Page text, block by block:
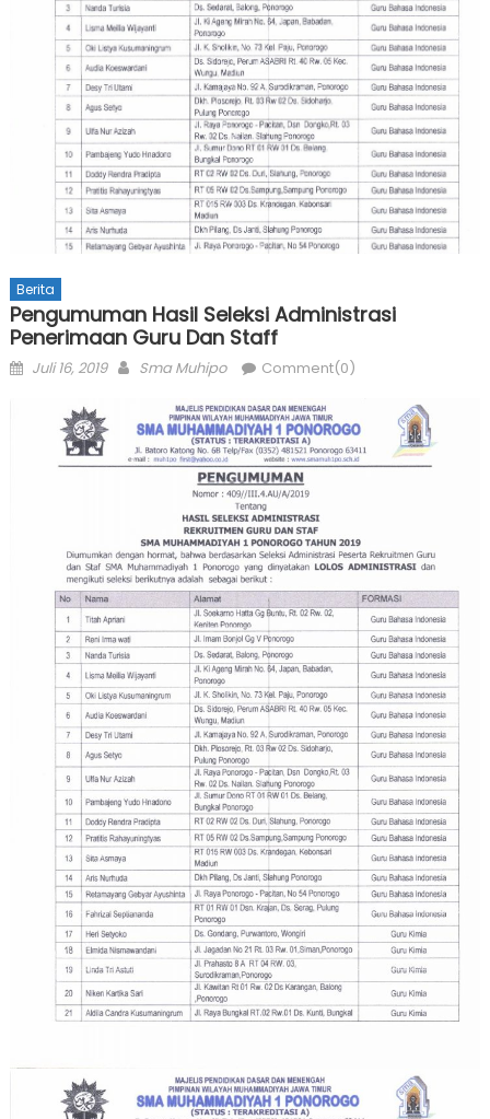
Berita
Pengumuman Hasil Seleksi Administrasi
Penerimaan Guru Dan Staff
Posted
Juli 16, 2019 Author
Sma Muhipo Comment(0)